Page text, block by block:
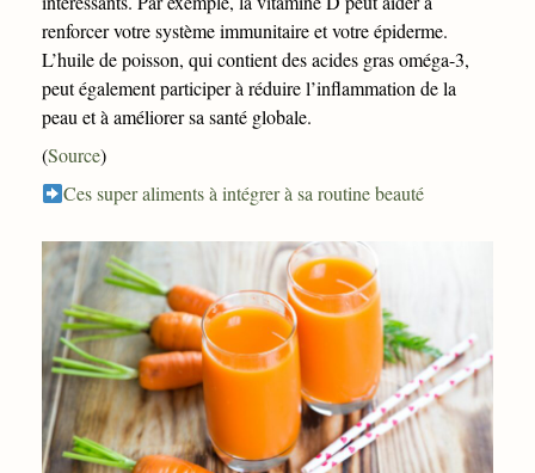
renforcer votre système immunitaire et votre épiderme.
L’huile de poisson, qui contient des acides gras oméga-3,
peut également participer à réduire l’inflammation de la
peau et à améliorer sa santé globale.
(Source)
Ces super aliments à intégrer à sa routine beauté